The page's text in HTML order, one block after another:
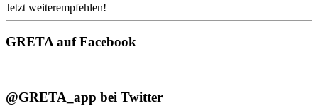
Jetzt weiterempfehlen!
GRETA auf Facebook
@GRETA_app bei Twitter